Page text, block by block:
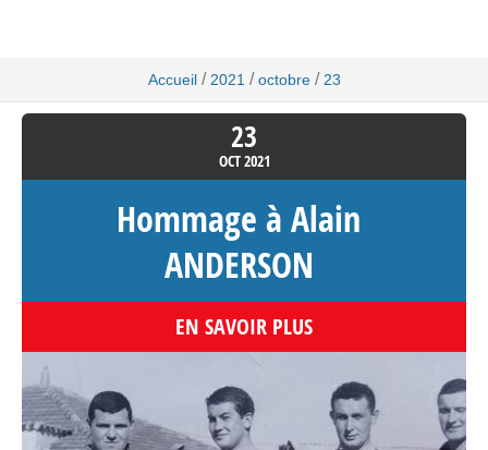
Accueil / 2021 / octobre / 23
23
OCT2021
Hommage à Alain
ANDERSON
EN SAVOIR PLUS